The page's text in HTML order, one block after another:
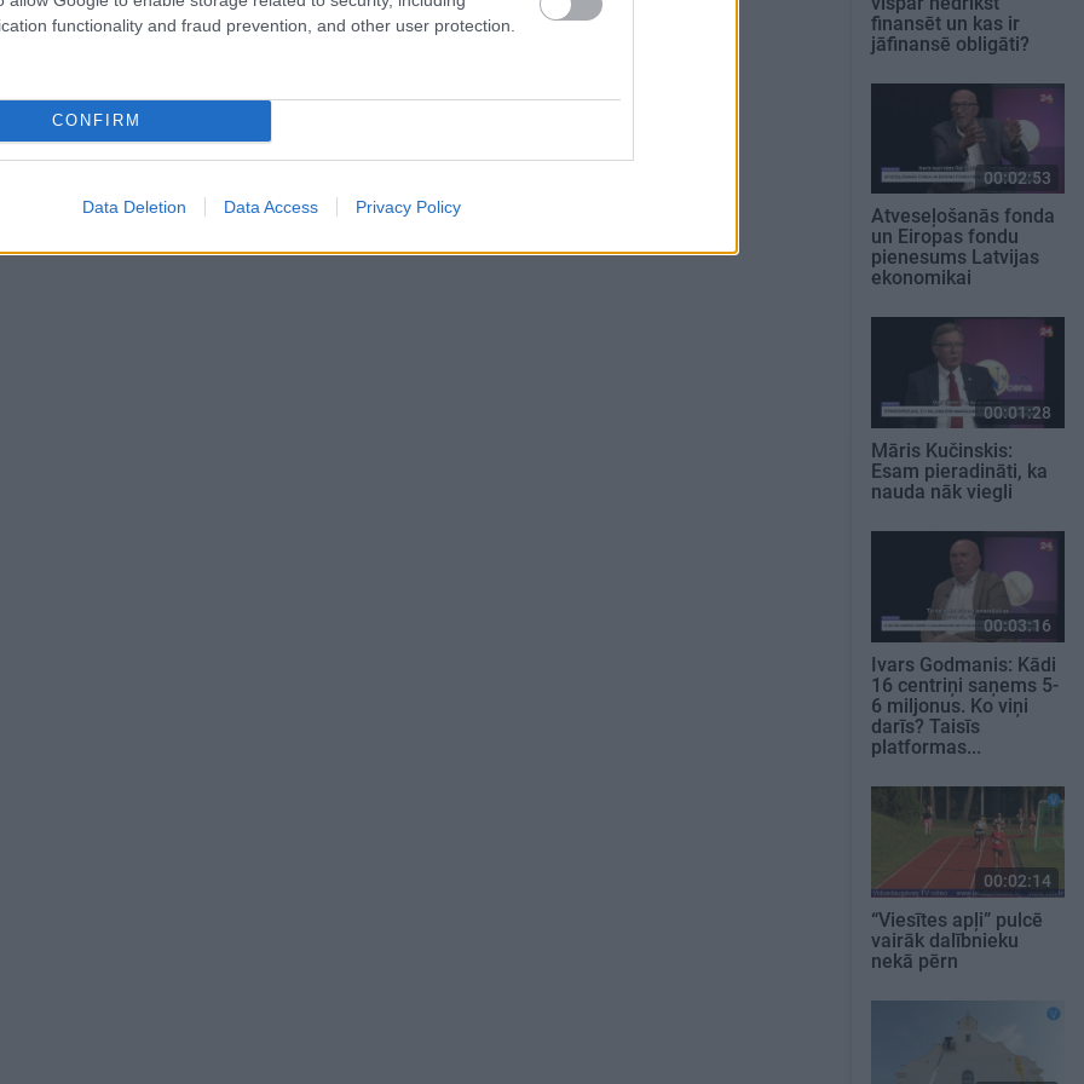
functionality and fraud prevention, and other user protection.
CONFIRM
Data Deletion Data Access Privacy Policy
finansēt un kas ir
jāfinansē obligāti?
00:02:53
Atveseļošanās fonda
un Eiropas fondu
pienesums Latvijas
ekonomikai
00:01:28
Māris Kučinskis:
Esam pieradināti, ka
nauda nāk viegli
00:03:16
Ivars Godmanis: Kādi
16 centriņi saņems 5-
6 miljonus. Ko viņi
darīs? Taisīs
platformas...
00:02:14
“Viesītes apļi” pulcē
vairāk dalībnieku
nekā pērn